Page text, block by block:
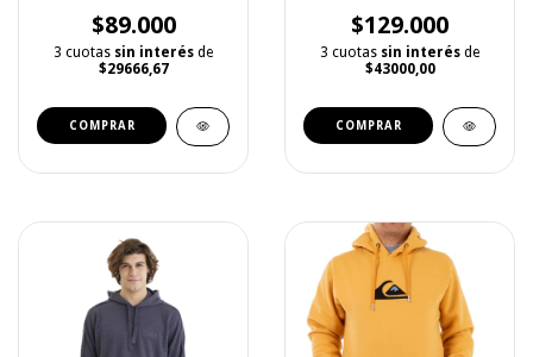
$89.000
3 cuotas sin interés de
$29666,67
COMPRAR
$129.000
3 cuotas sin interés de
$43000,00
COMPRAR